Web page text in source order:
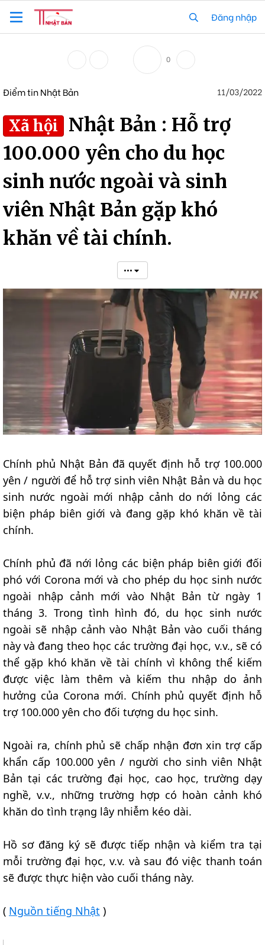
Đăng nhập
0
Điểm tin Nhật Bản 11/03/2022
Xã hội
Nhật Bản : Hỗ trợ
100.000 yên cho du học
sinh nước ngoài và sinh
viên Nhật Bản gặp khó
khăn về tài chính.
•••
Chính phủ Nhật Bản đã quyết định hỗ trợ 100.000
yên / người để hỗ trợ sinh viên Nhật Bản và du học
sinh nước ngoài mới nhập cảnh do nới lỏng các
biện pháp biên giới và đang gặp khó khăn về tài
chính.
Chính phủ đã nới lỏng các biện pháp biên giới đối
phó với Corona mới và cho phép du học sinh nước
ngoài nhập cảnh mới vào Nhật Bản từ ngày 1
tháng 3. Trong tình hình đó, du học sinh nước
ngoài sẽ nhập cảnh vào Nhật Bản vào cuối tháng
này và đang theo học các trường đại học, v.v., sẽ có
thể gặp khó khăn về tài chính vì không thể kiếm
được việc làm thêm và kiếm thu nhập do ảnh
hưởng của Corona mới. Chính phủ quyết định hỗ
trợ 100.000 yên cho đối tượng du học sinh.
Ngoài ra, chính phủ sẽ chấp nhận đơn xin trợ cấp
khẩn cấp 100.000 yên / người cho sinh viên Nhật
Bản tại các trường đại học, cao học, trường dạy
nghề, v.v., những trường hợp có hoàn cảnh khó
khăn do tình trạng lây nhiễm kéo dài.
Hồ sơ đăng ký sẽ được tiếp nhận và kiểm tra tại
mỗi trường đại học, v.v. và sau đó việc thanh toán
sẽ được thực hiện vào cuối tháng này.
( Nguồn tiếng Nhật )